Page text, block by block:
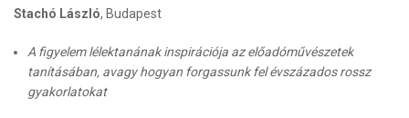
Stachó László, Budapest
A figyelem lélektanának inspirációja az előadóművészetek
tanításában, avagy hogyan forgassunk fel évszázados rossz
gyakorlatokat